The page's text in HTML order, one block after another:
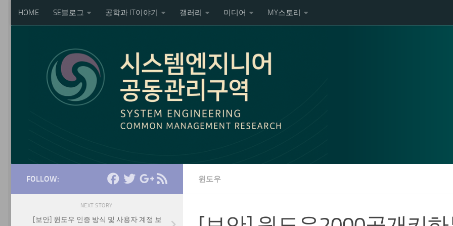
Skip to content
HOME SE블로그 공학과 IT이야기 갤러리 미디어 MY스토리
윈도우
FOLLOW:
NEXT STORY
[보안] 윈도우 인증 방식 및 사용자 계정 보